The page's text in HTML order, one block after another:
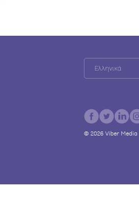
Ελληνικά
© 2026 Viber Media